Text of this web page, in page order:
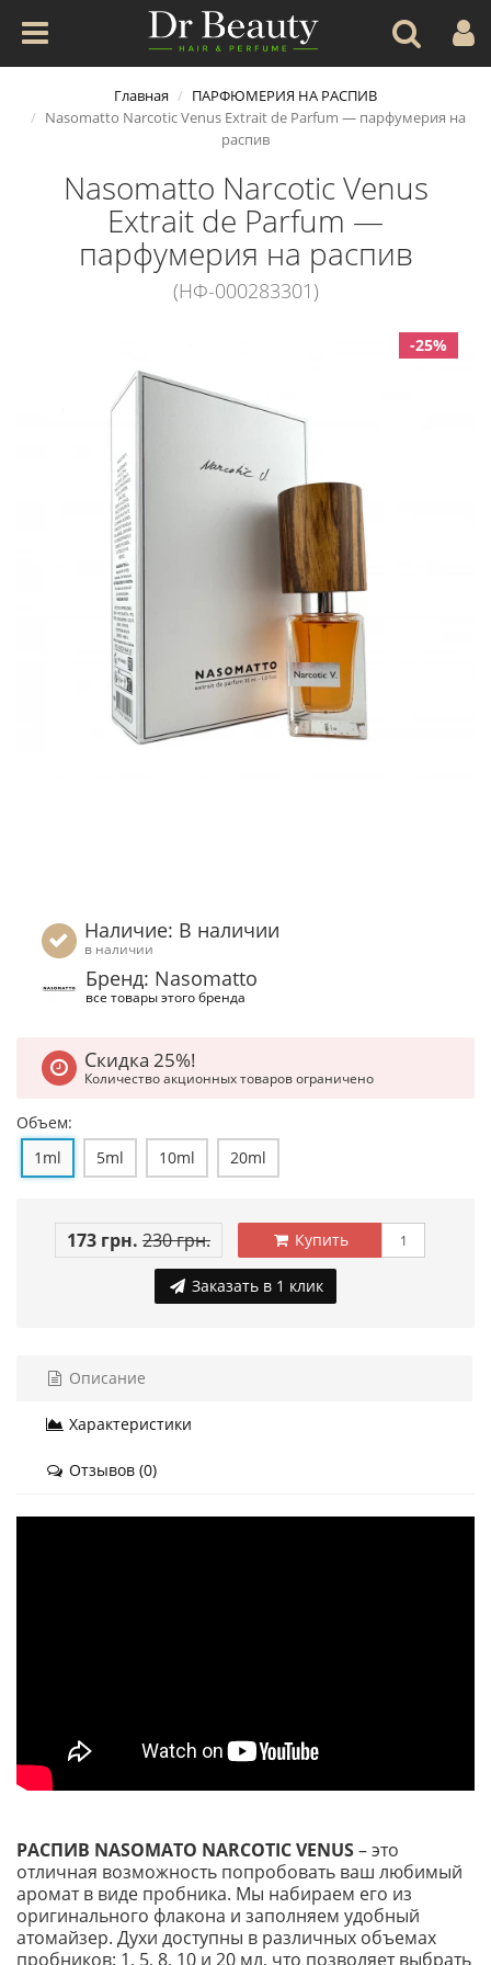
Главная
ПАРФЮМЕРИЯ НА РАСПИВ
Nasomatto Narcotic Venus Extrait de Parfum — парфумерия на
распив
Nasomatto Narcotic Venus
Extrait de Parfum —
парфумерия на распив
(НФ-000283301)
-25%
Наличие: В наличии
в наличии
Бренд: Nasomatto
все товары этого бренда
Скидка 25%!
Количество акционных товаров ограничено
Объем:
1ml
5ml 10ml 20ml
173 грн. 230 грн. Купить
Заказать в 1 клик
Описание
Характеристики
Отзывов (0)
РАСПИВ NASOMATO NARCOTIC VENUS– это
отличная возможность попробовать ваш любимый
аромат в виде пробника. Мы набираем его из
оригинального флакона и заполняем удобный
атомайзер. Духи доступны в различных объемах
пробников: 1, 5, 8, 10 и 20 мл, что позволяет выбрать